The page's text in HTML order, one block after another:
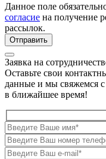
Данное поле
согласие на получение
рассылок.
Заявка на
Оставьте свои
данные и мы свяжемся
в ближайшее время!